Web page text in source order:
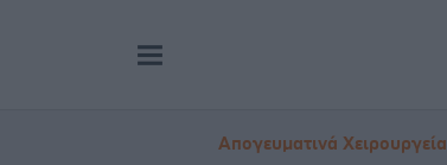
Απογευματινά Χειρουργεία